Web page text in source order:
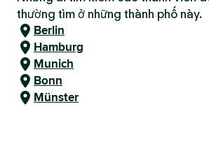
thường tìm ở những thành phố này.
Berlin
Hamburg
Munich
Bonn
Münster